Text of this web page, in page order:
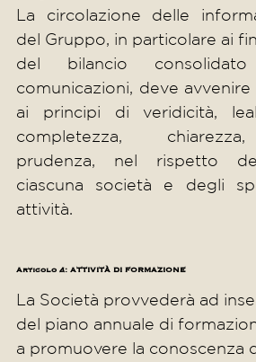
La circolazione delle
del Gruppo, in particolare ai
del bilancio
comunicazioni, deve
ai principi di veridicità,
completezza,
prudenza, nel rispetto
ciascuna società e degli
attività.
Articolo 4: ATTIVITÀ DI FORMAZIONE
La Società provvederà ad
del piano annuale di
a promuovere la conoscenza